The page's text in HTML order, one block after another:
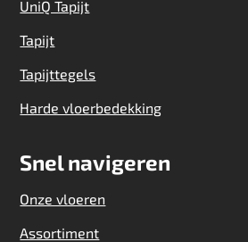
UniQ Tapijt
Tapijt
Tapijttegels
Harde vloerbedekking
Snel navigeren
Onze vloeren
Assortiment